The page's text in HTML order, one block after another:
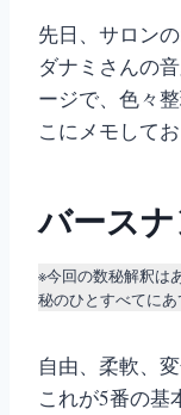
先日、サロン
ダナミさんの
ージで、色々
こにメモして
バース
※今回の数秘解釈は
秘のひとすべてにあ
自由、柔軟、変
これが5番の基